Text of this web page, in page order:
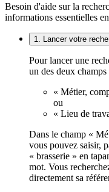
Besoin d'aide sur la
informations essentielles
1. Lancer votre
Pour lancer une
un des deux champs
« Métier,
ou
« Lieu de
Dans le champ «
vous pouvez saisir,
« brasserie » en
mot. Vous
directement sa